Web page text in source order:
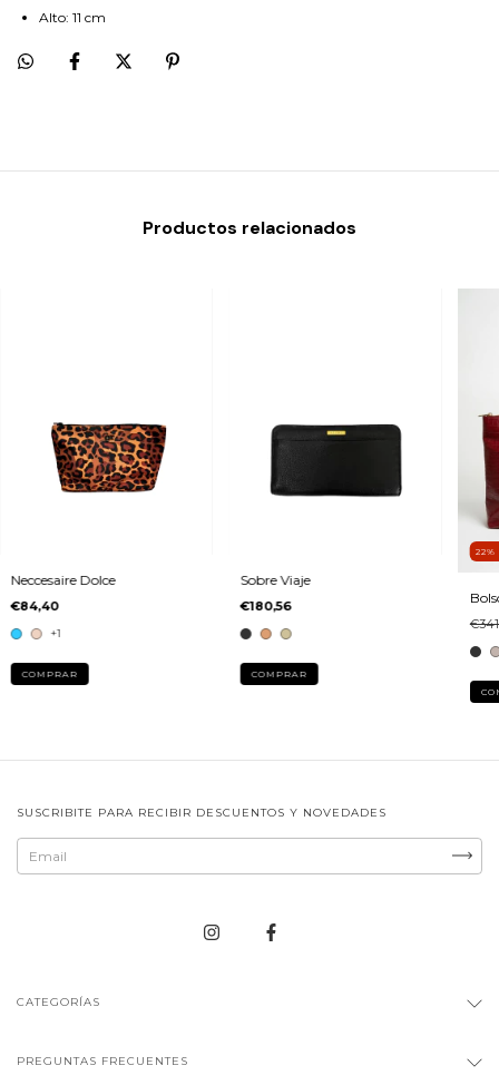
Alto: 11 cm
Productos relacionados
Neccesaire Dolce
€84,40
+1
COMPRAR
Sobre Viaje
€180,56
COMPRAR
22%
SUSCRIBITE PARA RECIBIR DESCUENTOS Y NOVEDADES
CATEGORÍAS
PREGUNTAS FRECUENTES